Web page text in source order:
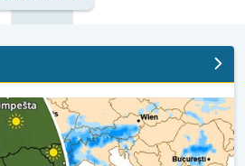
period?. Ustrajna anticiklona. . .